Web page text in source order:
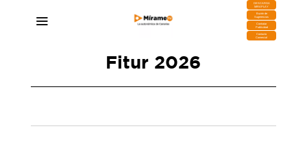
DESCARGA
MIRAPLAY
Buzón de
Sugerencias
Contratar
Publicidad
Contacto
Comercial
Fitur 2026